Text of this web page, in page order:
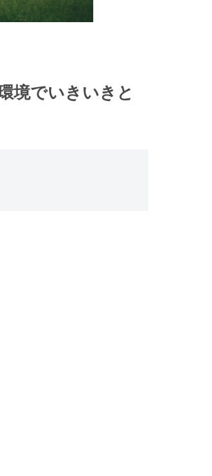
境でいきいきと